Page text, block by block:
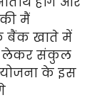
मैं
बैंक खाते में
लेकर संकुल
योजना के इस